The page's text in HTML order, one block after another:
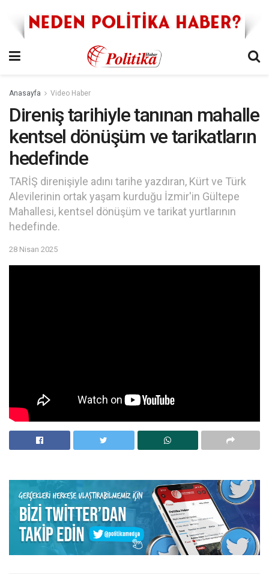
Anasayfa Video Haber
Direniş tarihiyle tanınan mahalle
kentsel dönüşüm ve tarikatların
hedefinde
TARİŞ direnişiyle adını tarihe yazdıran, Kürt ve Türk
Alevilerinin ortak yaşam kurduğu İzmir'in Gültepe
Mahallesi, kentsel dönüşüm ve tarikat yurtlarının
hedefinde.
28 Nisan 2025